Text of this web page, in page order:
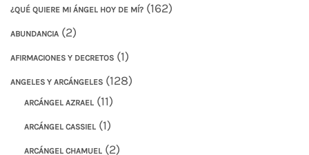
¿QUÉ QUIERE MI ÁNGEL HOY DE MÍ? (162)
ABUNDANCIA (2)
AFIRMACIONES Y DECRETOS (1)
ANGELES Y ARCÁNGELES (128)
ARCÁNGEL AZRAEL (11)
ARCÁNGEL CASSIEL (1)
ARCÁNGEL CHAMUEL (2)